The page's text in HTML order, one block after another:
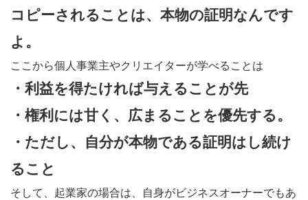
イタ
一部
の濃
いフ
ァン
に支
えて
もら
コピーされることは、本物の証明なんです
よ。
ここから個人事業主やクリエイターが学べることは
・利益を得たければ与えることが先
・権利には甘く、広まることを優先する。
・ただし、自分が本物である証明はし続け
ること
そして、起業家の場合は、自身がビジネスオーナーでもあ